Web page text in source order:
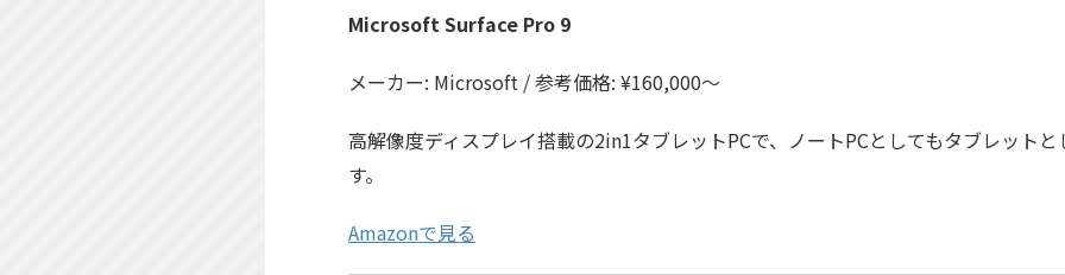
Microsoft Surface Pro 9
メーカー: Microsoft / 参考価格: ¥160,000～
高解像度ディスプレイ搭載の2in1タブレットPCで、ノートPCとしてもタブレット
す。
Amazonで見る